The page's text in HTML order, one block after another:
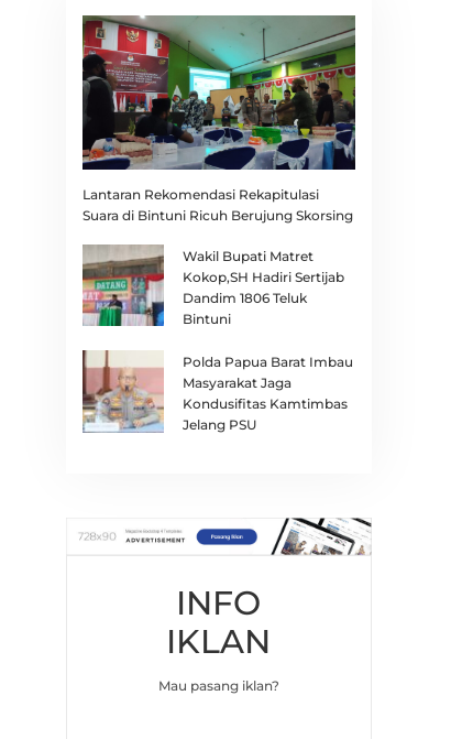
Lantaran Rekomendasi Rekapitulasi
Suara di Bintuni Ricuh Berujung Skorsing
Wakil Bupati Matret
Kokop,SH Hadiri Sertijab
Dandim 1806 Teluk
Bintuni
Polda Papua Barat Imbau
Masyarakat Jaga
Kondusifitas Kamtimbas
Jelang PSU
INFO
IKLAN
Mau pasang iklan?